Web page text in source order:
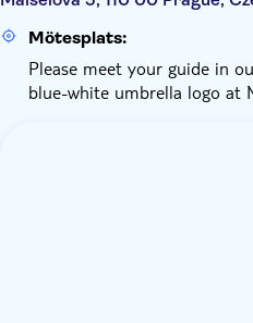
Mötesplats:
Please meet your guide in
blue-white umbrella logo at